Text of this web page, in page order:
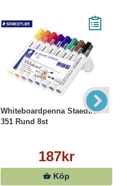
Whiteboardpenna Staedtler
351 Rund 8st
187kr
Köp